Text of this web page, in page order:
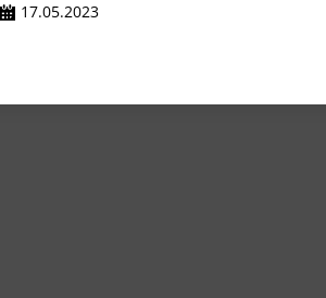
17.05.2023